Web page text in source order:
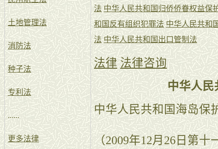
土地管理法
消防法
种子法
专利法
......
更多法律
法 中华人民共和国归侨侨眷权益保
和国反有组织犯罪法 中华人民共和
法 中华人民共和国出口管制法
法律 法律咨询
中华人民
中华人民共和国海岛保
（2009年12月26日第